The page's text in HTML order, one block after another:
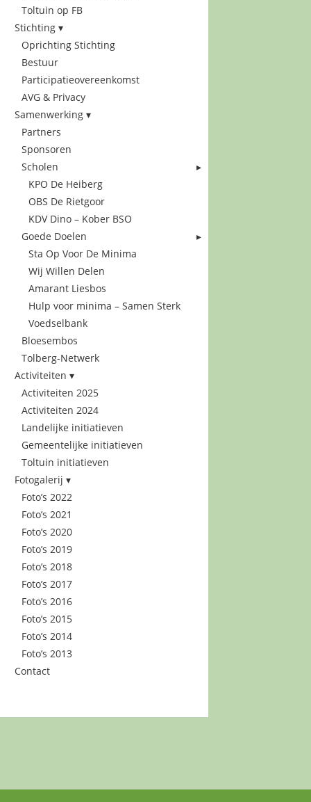
Toltuin op FB
Stichting
Oprichting Stichting
Bestuur
Participatieovereenkomst
AVG & Privacy
Samenwerking
Partners
Sponsoren
Scholen
KPO De Heiberg
OBS De Rietgoor
KDV Dino – Kober BSO
Goede Doelen
Sta Op Voor De Minima
Wij Willen Delen
Amarant Liesbos
Hulp voor minima – Samen Sterk
Voedselbank
Bloesembos
Tolberg-Netwerk
Activiteiten
Activiteiten 2025
Activiteiten 2024
Landelijke initiatieven
Gemeentelijke initiatieven
Toltuin initiatieven
Fotogalerij
Foto’s 2022
Foto’s 2021
Foto’s 2020
Foto’s 2019
Foto’s 2018
Foto’s 2017
Foto’s 2016
Foto’s 2015
Foto’s 2014
Foto’s 2013
Contact